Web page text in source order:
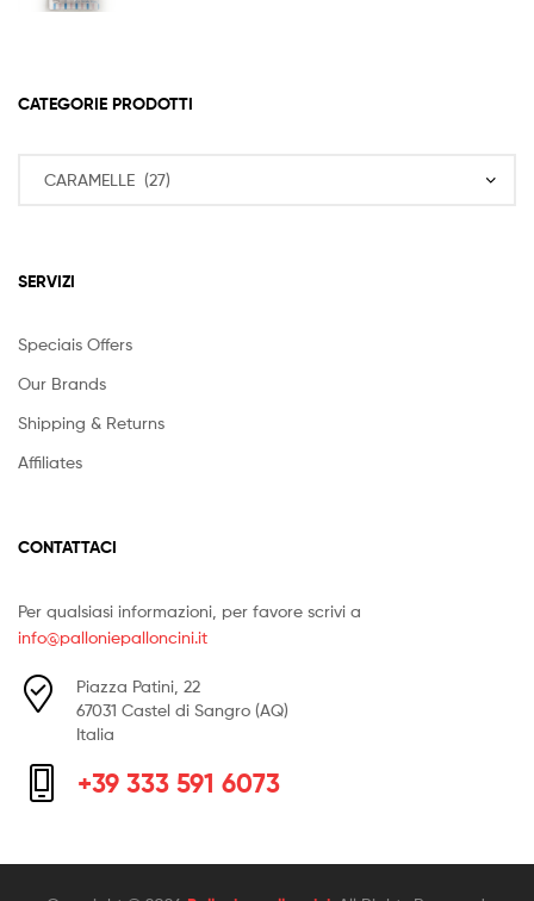
CATEGORIE PRODOTTI
SERVIZI
Speciais Offers
Our Brands
Shipping & Returns
Affiliates
CONTATTACI
Per qualsiasi informazioni, per favore scrivi a
info@palloniepalloncini.it
Piazza Patini, 22
67031 Castel di Sangro (AQ)
Italia
+39 333 591 6073